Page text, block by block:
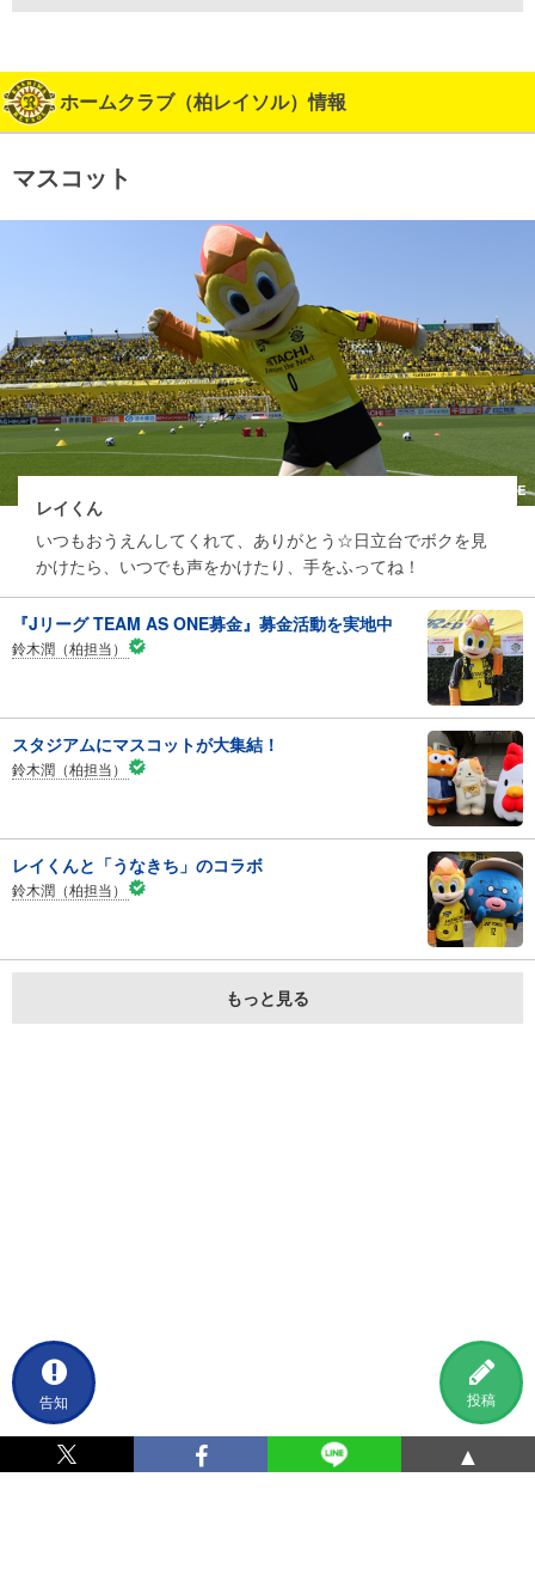
告知 投稿
ホームクラブ（柏レイソル）情報
マスコット
レイくん
いつもおうえんしてくれて、ありがとう☆日立台でボクを見
かけたら、いつでも声をかけたり、手をふってね！
『Jリーグ TEAM AS ONE募金』募金活動を実地中
鈴木潤（柏担当）
スタジアムにマスコットが大集結！
鈴木潤（柏担当）
レイくんと「うなきち」のコラボ
鈴木潤（柏担当）
もっと見る
▲